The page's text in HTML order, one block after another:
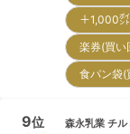
＋1,000
楽券(買
食パン袋
9位 森永乳業 チル